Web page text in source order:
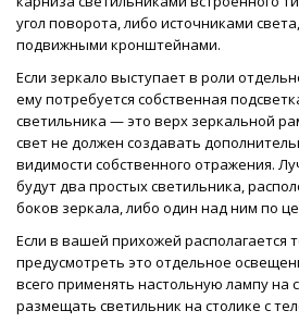
угол поворота, либо источниками
подвижными кронштейнами.
Если зеркало выступает в роли
ему потребуется собственная
светильника — это верх зеркальной
свет не должен создавать
видимости собственного отражения.
будут два простых светильника,
боков зеркала, либо один над ним по
Если в вашей прихожей располагается
предусмотреть это отдельное
всего применять настольную лампу на
размещать светильник на столике с